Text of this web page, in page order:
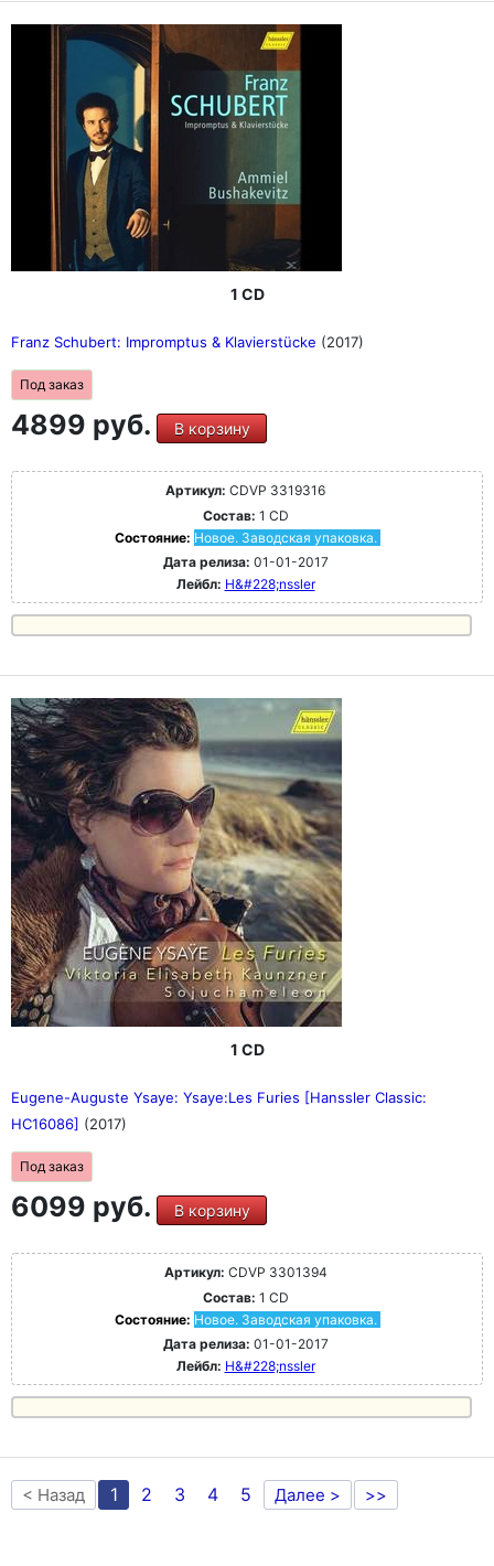
1 CD
Franz Schubert: Impromptus & Klavierstücke (2017)
Под заказ
4899 руб. В корзину
Артикул: CDVP 3319316
Состав: 1 CD
Состояние: Новое. Заводская упаковка.
Дата релиза: 01-01-2017
Лейбл: H&#228;nssler
1 CD
Eugene-Auguste Ysaye: Ysaye:Les Furies [Hanssler Classic:
HC16086] (2017)
Под заказ
6099 руб. В корзину
Артикул: CDVP 3301394
Состав: 1 CD
Состояние: Новое. Заводская упаковка.
Дата релиза: 01-01-2017
Лейбл: H&#228;nssler
< Назад 1 2 3 4 5 Далее > >>